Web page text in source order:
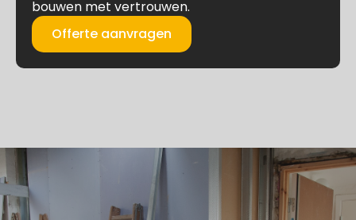
bouwen met vertrouwen.
Offerte aanvragen